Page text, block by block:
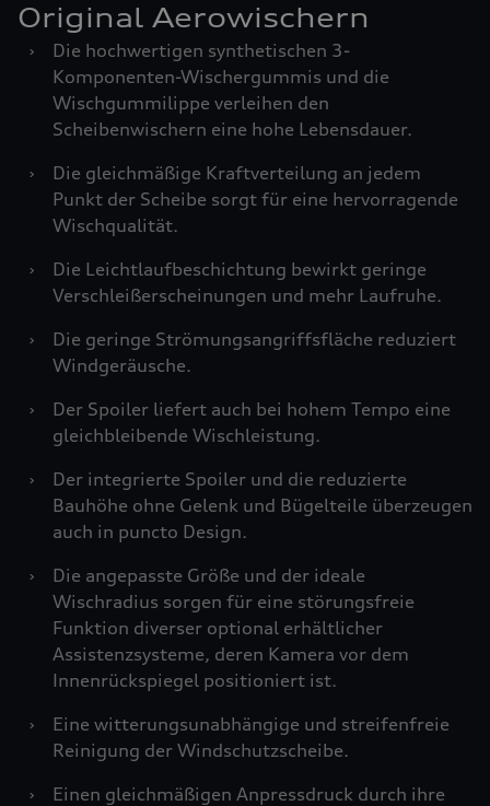
Original Aerowischern
›
Die hochwertigen synthetischen 3-
Komponenten-Wischergummis und die
Wischgummilippe verleihen den
Scheibenwischern eine hohe Lebensdauer.
›
Die gleichmäßige Kraftverteilung an jedem
Punkt der Scheibe sorgt für eine hervorragende
Wischqualität.
›
Die Leichtlaufbeschichtung bewirkt geringe
Verschleißerscheinungen und mehr Laufruhe.
›
Die geringe Strömungsangriffsfläche reduziert
Windgeräusche.
›
Der Spoiler liefert auch bei hohem Tempo eine
gleichbleibende Wischleistung.
›
Der integrierte Spoiler und die reduzierte
Bauhöhe ohne Gelenk und Bügelteile überzeugen
auch in puncto Design.
›
Die angepasste Größe und der ideale
Wischradius sorgen für eine störungsfreie
Funktion diverser optional erhältlicher
Assistenzsysteme, deren Kamera vor dem
Innenrückspiegel positioniert ist.
›
Eine witterungsunabhängige und streifenfreie
Reinigung der Windschutzscheibe.
›
Einen gleichmäßigen Anpressdruck durch ihre